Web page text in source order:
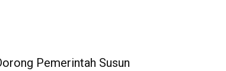
Pemerintah Susun